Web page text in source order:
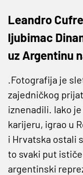
Leandro
ljubimac
uz Argentinu
.Fotografija je
zajedničkog
iznenadili. Iako
karijeru, igrao u
i Hrvatska ostali
to svaki put
argentinski